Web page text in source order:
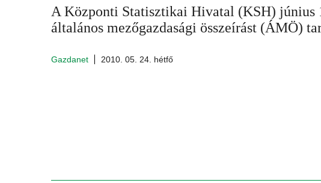
A Központi Statisztikai Hivatal (KSH) június
általános mezőgazdasági összeírást (ÁMÖ)
Gazdanet 2010. 05. 24. hétfő